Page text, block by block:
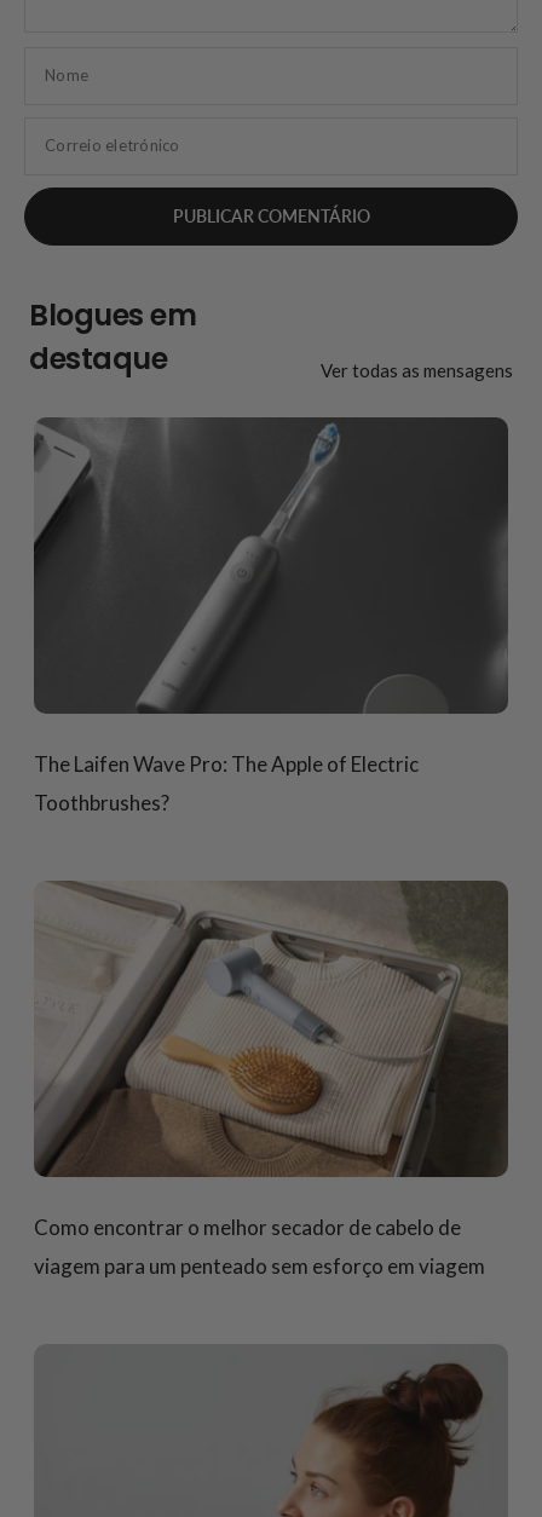
Nome
Correio eletrónico
Blogues em
destaque
Ver todas as mensagens
The Laifen Wave Pro: The Apple of Electric
Toothbrushes?
Como encontrar o melhor secador de cabelo de
viagem para um penteado sem esforço em viagem